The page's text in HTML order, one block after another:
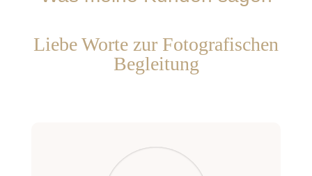
Liebe Worte zur Fotografischen
Begleitung